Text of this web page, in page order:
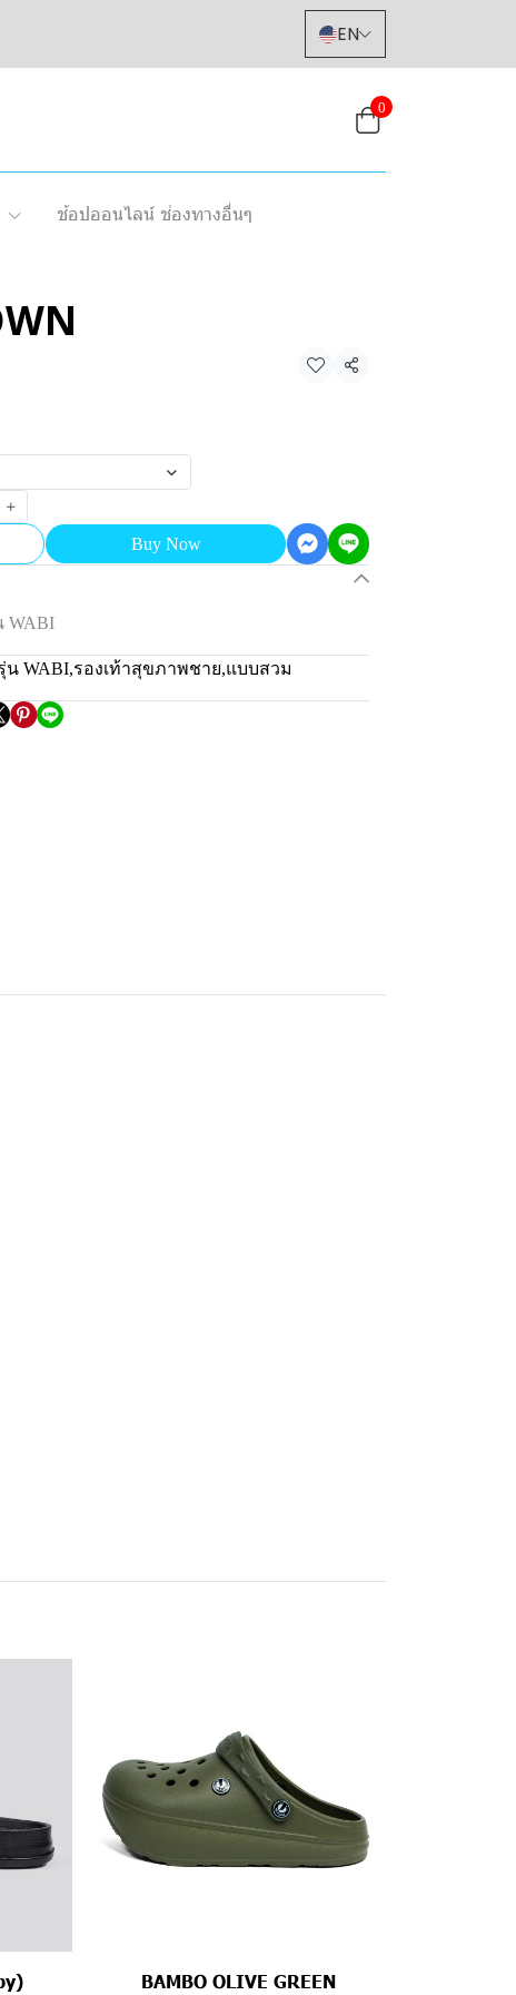
EN
0
ช้อปออนไลน์ ช่องทางอื่นๆ
Share
Buy Now
WABI
น WABI,รองเท้าสุขภาพชาย,แบบสวม
BAMBO OLIVE GREEN